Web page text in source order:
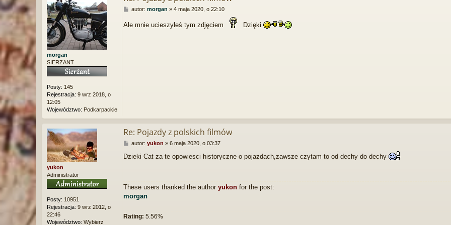
morgan
SIERZANT
Posty: 145
Rejestracja: 9 wrz 2018, o
12:05
Województwo: Podkarpackie
P
s
autor: morgan » 4 maja 2020, o 22:10
Ale mnie ucieszyłeś tym zdjęciem Dzięki
yukon
Administrator
Posty: 10951
Rejestracja: 9 wrz 2012, o
22:46
Województwo: Wybierz
Re: Pojazdy z polskich filmów
P
s
autor: yukon » 6 maja 2020, o 03:37
Dzieki Cat za te opowiesci historyczne o pojazdach,zawsze czytam to od dechy do dechy
These users thanked the author yukon for the post:
morgan
Rating: 5.56%